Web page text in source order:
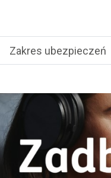
Zakres ubezpieczeń